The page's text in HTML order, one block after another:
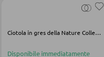
Tavolini da divano
Ciotola in gres della Nature Collection Berry
Disponibile immediatamente